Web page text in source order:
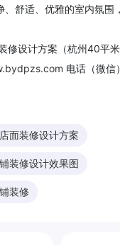
、舒适、优雅的室内氛围
修设计方案（杭州40平
电话（微
面装修设计方案
装修设计效果图
装修